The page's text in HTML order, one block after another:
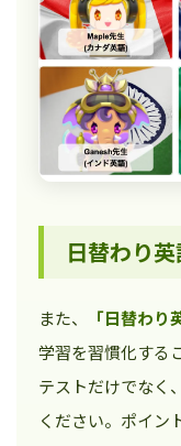
日替わり
また、 「日替わり
学習を習慣化する
テストだけでなく
ください。ポイン